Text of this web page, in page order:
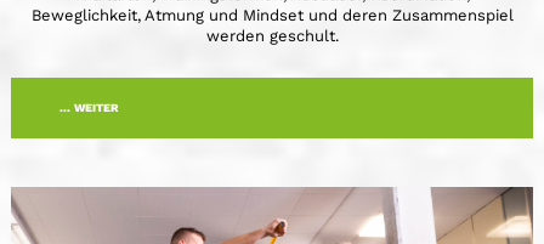
Beweglichkeit, Atmung und Mindset und deren Zusammenspiel
werden geschult.
... WEITER